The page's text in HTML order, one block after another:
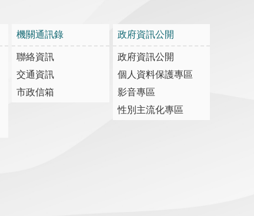
機關通訊錄
聯絡資訊
交通資訊
市政信箱
政府資訊公開
政府資訊公開
個人資料保護專區
影音專區
性別主流化專區